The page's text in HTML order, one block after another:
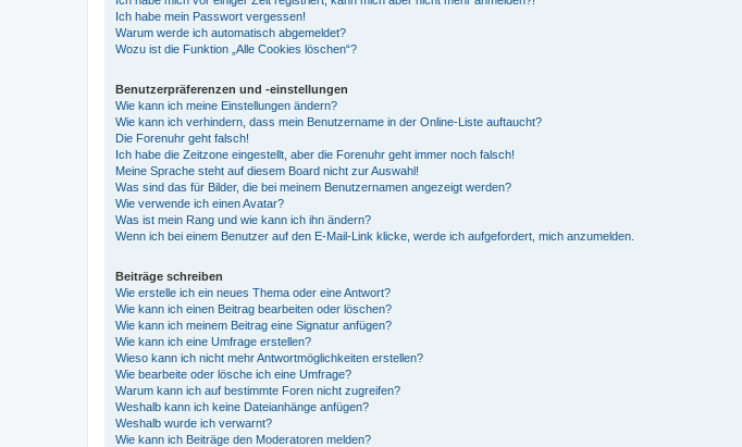
Ich habe mein Passwort vergessen!
Warum werde ich automatisch abgemeldet?
Wozu ist die Funktion „Alle Cookies löschen“?
Benutzerpräferenzen und -einstellungen
Wie kann ich meine Einstellungen ändern?
Wie kann ich verhindern, dass mein Benutzername in der Online-Liste auftaucht?
Die Forenuhr geht falsch!
Ich habe die Zeitzone eingestellt, aber die Forenuhr geht immer noch falsch!
Meine Sprache steht auf diesem Board nicht zur Auswahl!
Was sind das für Bilder, die bei meinem Benutzernamen angezeigt werden?
Wie verwende ich einen Avatar?
Was ist mein Rang und wie kann ich ihn ändern?
Wenn ich bei einem Benutzer auf den E-Mail-Link klicke, werde ich aufgefordert, mich anzumelden.
Beiträge schreiben
Wie erstelle ich ein neues Thema oder eine Antwort?
Wie kann ich einen Beitrag bearbeiten oder löschen?
Wie kann ich meinem Beitrag eine Signatur anfügen?
Wie kann ich eine Umfrage erstellen?
Wieso kann ich nicht mehr Antwortmöglichkeiten erstellen?
Wie bearbeite oder lösche ich eine Umfrage?
Warum kann ich auf bestimmte Foren nicht zugreifen?
Weshalb kann ich keine Dateianhänge anfügen?
Weshalb wurde ich verwarnt?
Wie kann ich Beiträge den Moderatoren melden?